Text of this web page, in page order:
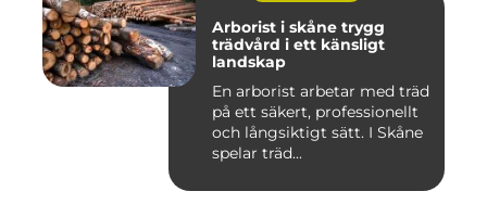
Arborist i skåne trygg
trädvård i ett känsligt
landskap
En arborist arbetar med träd
på ett säkert, professionellt
och långsiktigt sätt. I Skåne
spelar träd...